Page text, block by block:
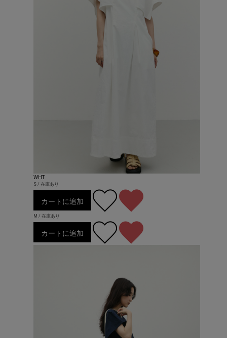
WHT
S / 在庫あり
カートに追加
M / 在庫あり
カートに追加